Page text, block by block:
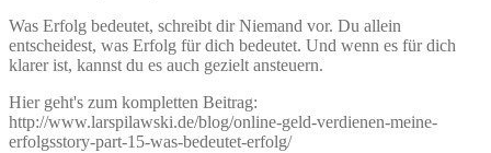
Was Erfolg bedeutet, schreibt dir Niemand vor. Du allein
entscheidest, was Erfolg für dich bedeutet. Und wenn es für dich
klarer ist, kannst du es auch gezielt ansteuern.
Hier geht's zum kompletten Beitrag:
http://www.larspilawski.de/blog/online-geld-verdienen-meine-
erfolgsstory-part-15-was-bedeutet-erfolg/